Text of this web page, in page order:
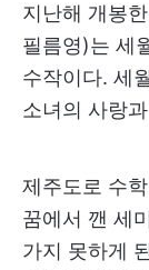
지난해 개봉
필름영)는 세
수작이다. 세
소녀의 사랑
제주도로 수
꿈에서 깬 세
가지 못하게